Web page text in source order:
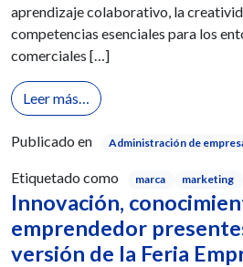
aprendizaje colaborativo, la
competencias esenciales para los
comerciales […]
Leer más… from Workshop
Publicado en Administración de
Etiquetado como marca marketing
Innovación,
emprendedor
versión de la Feria